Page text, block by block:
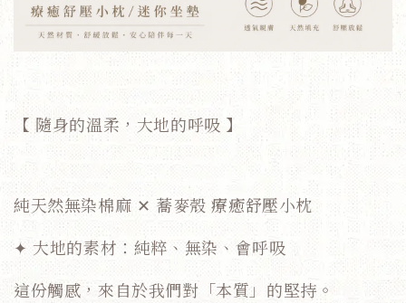
【 隨身的溫柔，大地的呼吸 】
純天然無染棉麻 ✕ 蕎麥殼 療癒舒壓小枕
✦ 大地的素材：純粹、無染、會呼吸
這份觸感，來自於我們對「本質」的堅持。